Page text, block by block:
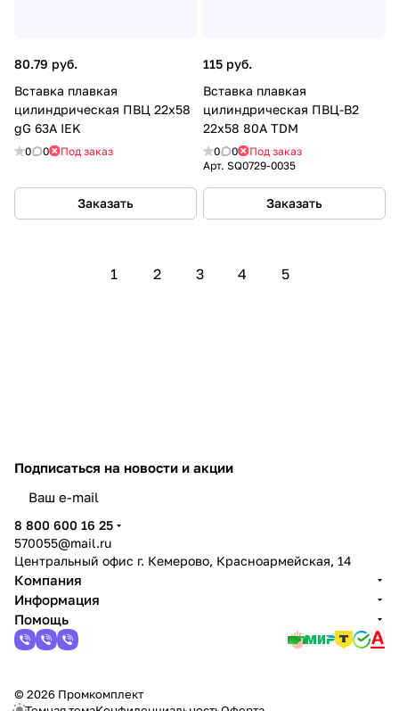
80.79 руб.
Вставка плавкая
цилиндрическая ПВЦ 22х58
gG 63A IEK
0 0 Под заказ
Заказать
115 руб.
Вставка плавкая
цилиндрическая ПВЦ-B2
22х58 80А TDM
0 0
Под заказ
Арт. SQ0729-0035
Заказать
1 2 3 4 5
Подписаться на новости и акции
8 800 600 16 25
570055@mail.ru
Центральный офис г. Кемерово, Красноармейская, 14
Компания
Информация
Помощь
© 2026 Промкомплект